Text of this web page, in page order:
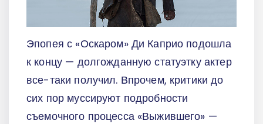
Эпопея с «Оскаром» Ди Каприо подошла
к концу — долгожданную статуэтку актер
все-таки получил. Впрочем, критики до
сих пор муссируют подробности
съемочного процесса «Выжившего» —